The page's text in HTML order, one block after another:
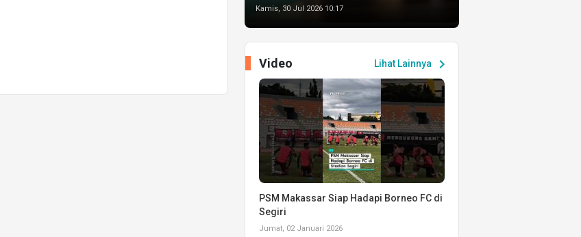
Kamis, 30 Jul 2026 10:17
Lihat Lainnya chevron_right
Video
PSM Makassar Siap Hadapi Borneo FC di
Segiri
Jumat, 02 Januari 2026